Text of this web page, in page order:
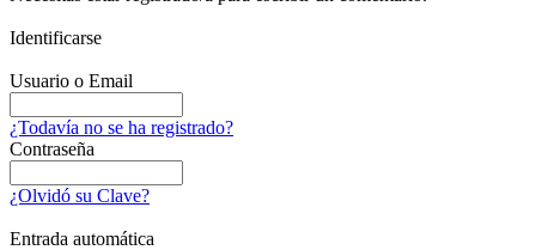
Identificarse
Usuario o Email
¿Todavía no se ha registrado?
Contraseña
¿Olvidó su Clave?
Entrada automática